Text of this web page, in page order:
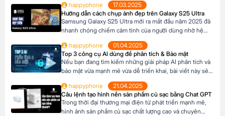
happyphone
17.03.2025
Hướng dẫn cách chụp ảnh đẹp trên Galaxy S25 Ultra
Samsung Galaxy S25 Ultra mới ra mắt đầu năm 2025 đã
nhanh chóng chiếm cảm tình của người dùng nhờ hệ
200MP, khả năng zoom xa ấn tượng và các tính năng
thông minh giúp ghi lại những khoảnh khắc đẹp trong
cuộc sống. Sau đây […]
happyphone
01.04.2025
Top 3 công cụ AI dùng để phân tích & Bảo mật
Nếu bạn đang tìm kiếm những giải pháp AI phân tích và
bảo mật vừa mạnh mẽ vừa dễ triển khai, bài viết này sẽ
giới thiệu cho bạn Top 3 công cụ AI được đánh giá cao
nhất hiện nay gồm Ferret, Cheq và Neowin. Ferret,
Cheq và Neowin đều là những công cụ […]
happyphone
21.04.2025
Câu lệnh tạo hình nền sản phẩm củ sạc bằng Chat GPT
Trong thời đại thương mại điện tử phát triển mạnh mẽ,
hình ảnh sản phẩm củ sạc chất lượng cao và chuyên